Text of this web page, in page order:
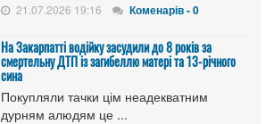
21.07.2026 19:16 Коменарів - 0
На Закарпатті водійку засудили до 8 років за
смертельну ДТП із загибеллю матері та 13-річного
сина
Покупляли тачки цім неадекватним
дурням алюдям це ...